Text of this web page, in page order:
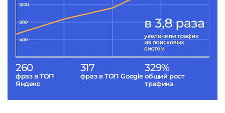
260
фраз в ТОП
Яндекс
317
фраз в ТОП Google
329%
общий рост
трафика